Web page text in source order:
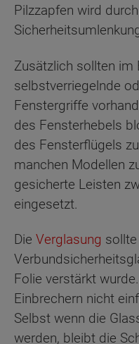
Pilzzapfen wird
Zusätzlich sollten im
selbstverriegelnde
Fenstergriffe
des Fensterhebels
des Fensterflügels
manchen Modellen
gesicherte Leisten
eingesetzt.
Die Verglasung
Folie verstärkt
Einbrechern nicht
Selbst wenn die
werden, bleibt die